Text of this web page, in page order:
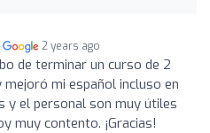
2 years ago
de terminar un curso de 2
mejoró mi español incluso en
y el personal son muy útiles
muy contento. ¡Gracias!